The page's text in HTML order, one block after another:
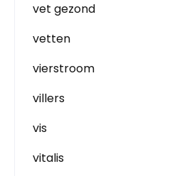
vet gezond
vetten
vierstroom
villers
vis
vitalis